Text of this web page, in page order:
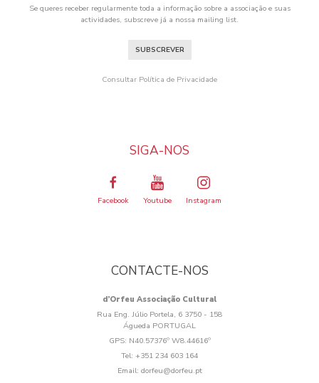
Se queres receber regularmente toda a informação sobre a associação e suas
actividades, subscreve já a nossa mailing list.
SUBSCREVER
Consultar Política de Privacidade
SIGA-NOS
Facebook Youtube Instagram
CONTACTE-NOS
d’Orfeu Associação Cultural
Rua Eng. Júlio Portela, 6 3750 - 158
Águeda PORTUGAL
GPS: N40.57376º W8.44616º
Tel: +351 234 603 164
Email: dorfeu@dorfeu.pt